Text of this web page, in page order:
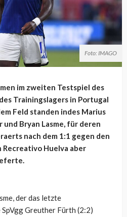
Foto: IMAGO
im zweiten Testspiel des
Trainingslagers in Portugal
Feld standen indes Marius
Bryan Lasme, für deren
nach dem 1:1 gegen den
Huelva aber
der das letzte
Greuther Fürth (2:2)